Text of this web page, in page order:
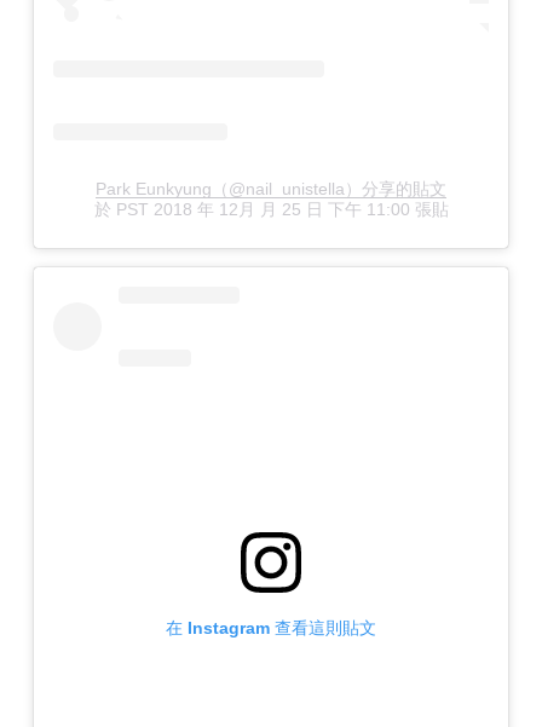
Park Eunkyung（@nail_unistella）分享的貼文
於 PST 2018 年 12月 月 25 日 下午 11:00 張貼
在 Instagram 查看這則貼文